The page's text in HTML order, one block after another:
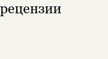
рецензии